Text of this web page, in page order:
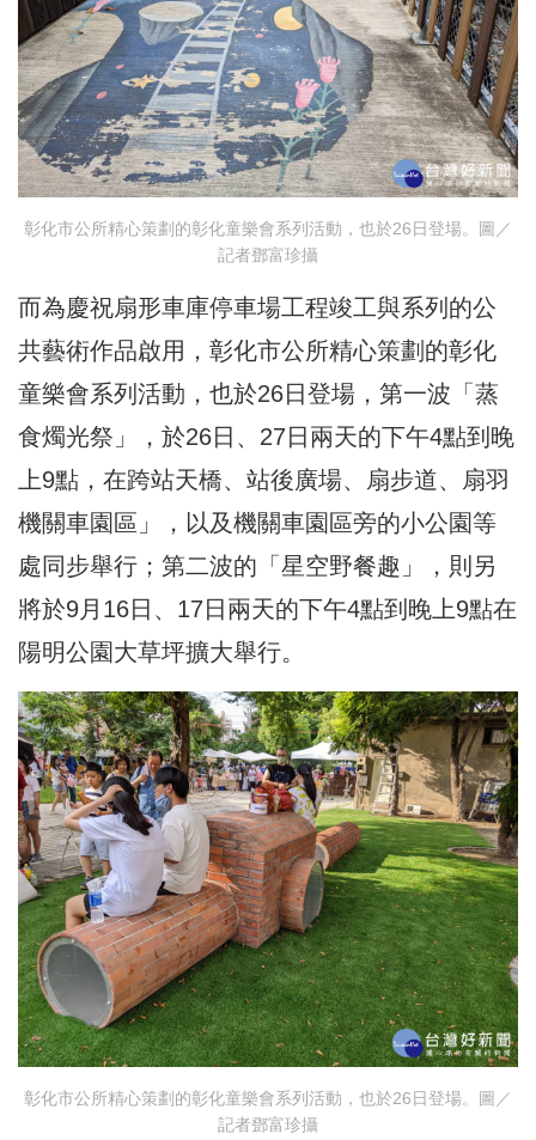
彰化市公所精心策劃的彰化童樂會系列活動，也於26日登場。圖／
記者鄧富珍攝
而為慶祝扇形車庫停車場工程竣工與系列的公
共藝術作品啟用，彰化市公所精心策劃的彰化
童樂會系列活動，也於26日登場，第一波「蒸
食燭光祭」，於26日、27日兩天的下午4點到晚
上9點，在跨站天橋、站後廣場、扇步道、扇羽
機關車園區」，以及機關車園區旁的小公園等
處同步舉行；第二波的「星空野餐趣」，則另
將於9月16日、17日兩天的下午4點到晚上9點在
陽明公園大草坪擴大舉行。
彰化市公所精心策劃的彰化童樂會系列活動，也於26日登場。圖／
記者鄧富珍攝